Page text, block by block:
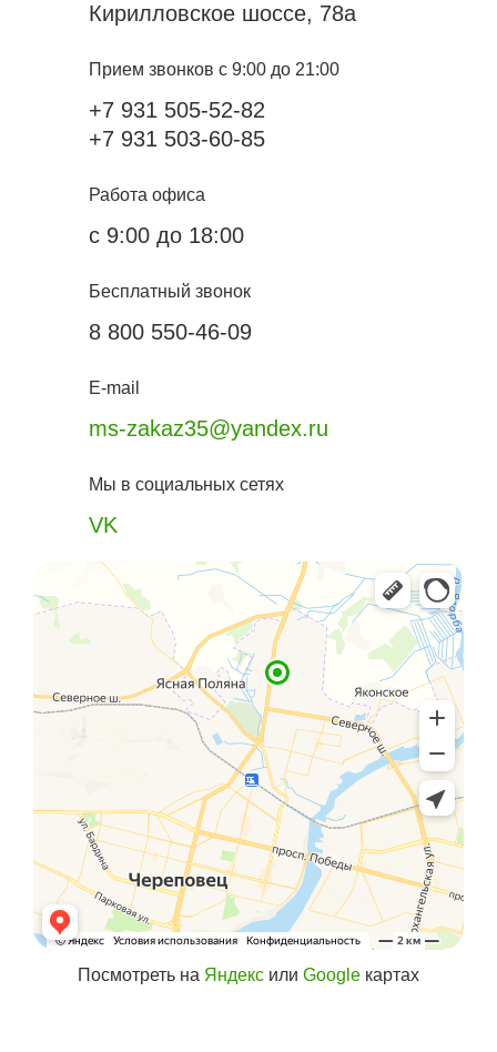
Кирилловское шоссе, 78а
Прием звонков с 9:00 до 21:00
+7 931 505-52-82
+7 931 503-60-85
Работа офиса
с 9:00 до 18:00
Бесплатный звонок
8 800 550-46-09
E-mail
ms-zakaz35@yandex.ru
Мы в социальных сетях
VK
Посмотреть на Яндекс или Google картах